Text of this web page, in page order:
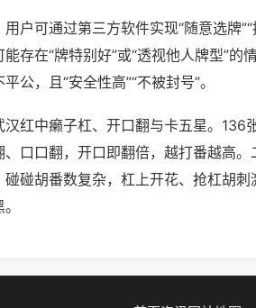
户可通过第三方软件实现“随意选牌
存在“牌特别好”或“透视他人牌型”
公，且“安全性高”“不被封号”。
红中癞子杠、开口翻与卡五星。136
、口口翻，开口即翻倍，越打番越高
碰碰胡番数复杂，杠上开花、抢杠胡